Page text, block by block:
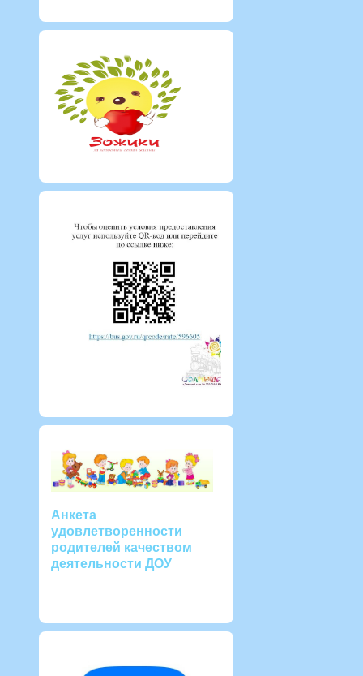
Анкета
удовлетворенности
родителей качеством
деятельности ДОУ